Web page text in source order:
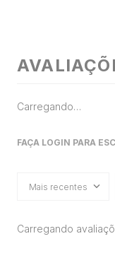
Carregando…
FAÇA LOGIN PARA
Mais recentes
Carregando